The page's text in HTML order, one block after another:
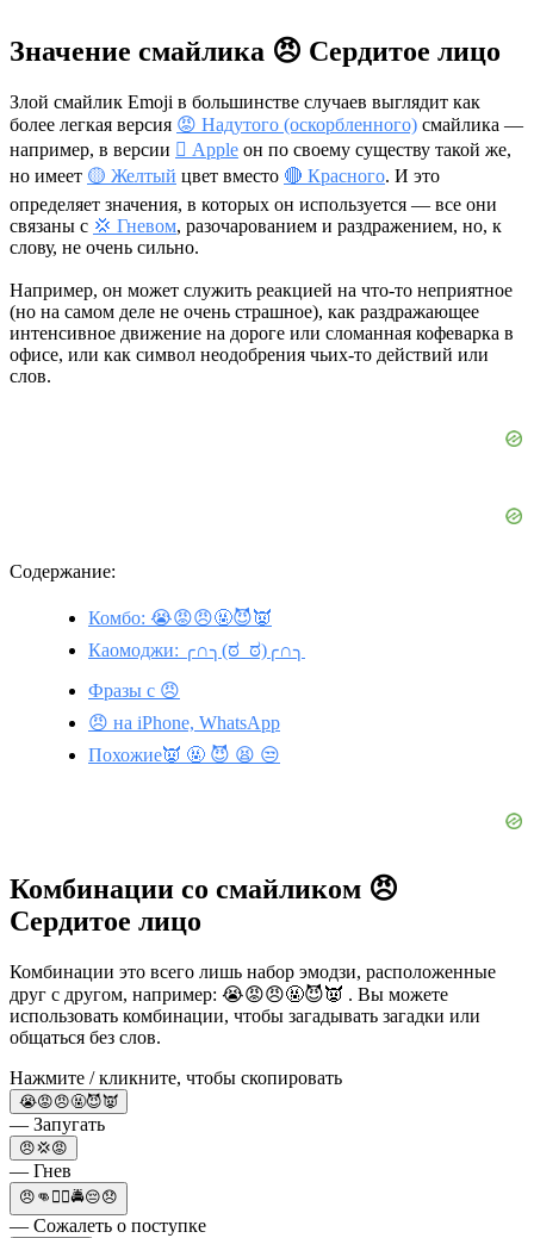
Значение смайлика 😠 Сердитое лицо
Злой смайлик Emoji в большинстве случаев выглядит как
более легкая версия 😡 Надутого (оскорбленного) смайлика —
например, в версии  Apple он по своему существу такой же,
но имеет 🟡 Желтый цвет вместо 🔴 Красного. И это
определяет значения, в которых он используется — все они
связаны с 💢 Гневом, разочарованием и раздражением, но, к
слову, не очень сильно.
Например, он может служить реакцией на что-то неприятное
(но на самом деле не очень страшное), как раздражающее
интенсивное движение на дороге или сломанная кофеварка в
офисе, или как символ неодобрения чьих-то действий или
слов.
Содержание:
Комбо: 😭😡😠🤬😈👿
Каомоджи: ╭∩╮(ಠ_ಠ)╭∩╮
Фразы с 😠
😠 на iPhone, WhatsApp
Похожие👿 🤬 😈 😫 😒
Комбинации со смайликом 😠
Сердитое лицо
Комбинации это всего лишь набор эмодзи, расположенные
друг с другом, например: 😭😡😠🤬😈👿 . Вы можете
использовать комбинации, чтобы загадывать загадки или
общаться без слов.
Нажмите / кликните, чтобы скопировать
😭😡😠🤬😈👿
— Запугать
😠💢😡
— Гнев
😠👊👮‍♂️🚔😔😞
— Сожалеть о поступке